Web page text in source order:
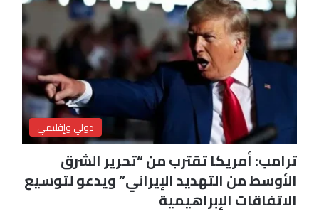
دولي وإقليمي
ترامب: أمريكا تقترب من “تحرير الشرق
الأوسط من التهديد الإيراني” ويدعو لتوسيع
الاتفاقات الإبراهيمية